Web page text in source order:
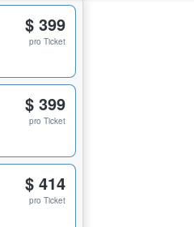
$ 399
pro Ticket
$ 399
pro Ticket
$ 414
pro Ticket